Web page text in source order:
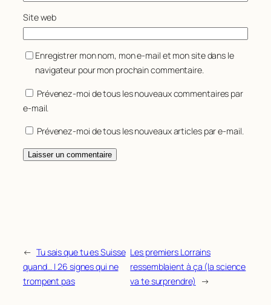
Site web
Enregistrer mon nom, mon e-mail et mon site dans le
navigateur pour mon prochain commentaire.
Prévenez-moi de tous les nouveaux commentaires par
e-mail.
Prévenez-moi de tous les nouveaux articles par e-mail.
← Tu sais que tu es Suisse
quand… | 26 signes qui ne
trompent pas
Les premiers Lorrains
ressemblaient à ça (la science
va te surprendre)
→